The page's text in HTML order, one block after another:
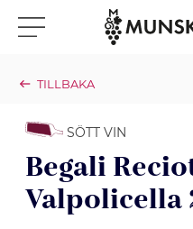
Klicka för meny
TILLBAKA
SÖTT VIN
Begali
Valpolicella